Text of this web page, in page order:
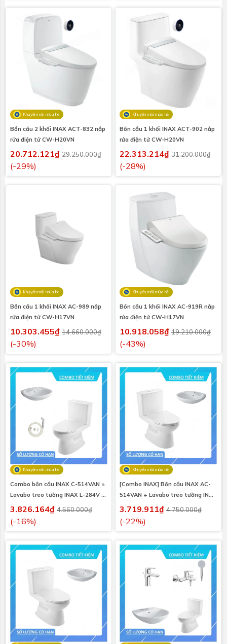
Khuyến mãi mùa hè
Bồn cầu 2 khối INAX ACT-832 nắp
rửa điện tử CW-H20VN
20.712.121₫ 29.250.000₫
(-29%)
Khuyến mãi mùa hè
Bồn cầu 1 khối INAX ACT-902 nắp
rửa điện tử CW-H20VN
22.313.214₫ 31.200.000₫
(-28%)
Khuyến mãi mùa hè
Bồn cầu 1 khối INAX AC-989 nắp
rửa điện tử CW-H17VN
10.303.455₫ 14.660.000₫
(-30%)
Khuyến mãi mùa hè
Bồn cầu 1 khối INAX AC-919R nắp
rửa điện tử CW-H17VN
10.918.058₫ 19.210.000₫
(-43%)
Khuyến mãi mùa hè
Combo bồn cầu INAX C-514VAN +
Lavabo treo tường INAX L-284V +
Vòi xịt CFV-102A
3.826.164₫ 4.560.000₫
(-16%)
Khuyến mãi mùa hè
[Combo INAX] Bồn cầu INAX AC-
514VAN + Lavabo treo tường INAX
L-284V
3.719.911₫ 4.750.000₫
(-22%)